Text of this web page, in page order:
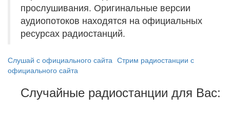
прослушивания. Оригинальные версии
аудиопотоков находятся на официальных
ресурсах радиостанций.
Слушай с официального сайта Стрим радиостанции с
официального сайта
Случайные радиостанции для Вас: